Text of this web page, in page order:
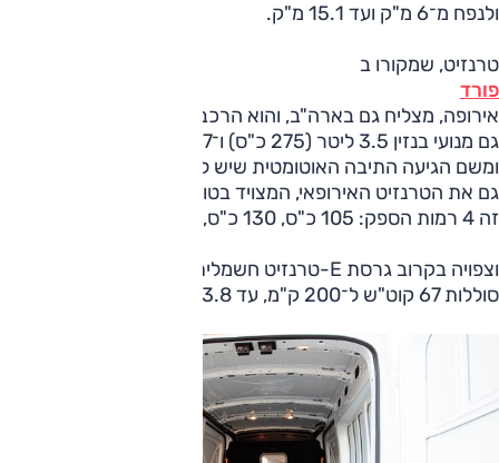
ולנפח מ־6 מ"ק ועד 15.1 מ"ק.
טרנזיט, שמקורו ב
פורד
אירופה, מצליח גם בארה"ב, והוא הרכב הנמכר מסוגו. לכן יש לו
זה 4 רמות הספק: 105 כ"ס, 130 כ"ס, 170 כ"ס, 185 כ"ס.
סוללות 67 קוט"ש ל־200 ק"מ, עד 13.8 מ"ק, 1945 ק"ג מטען.